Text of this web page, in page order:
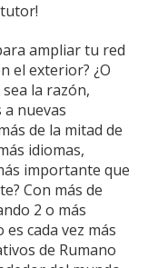
ampliar tu red
el exterior? ¿O
la razón,
nuevas
de la mitad de
idiomas,
importante que
Con más de
2 o más
cada vez más
de Rumano